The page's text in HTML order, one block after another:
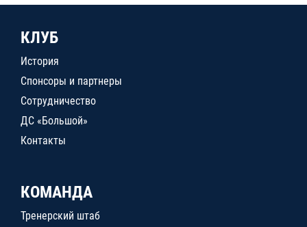
КЛУБ
История
Спонсоры и партнеры
Сотрудничество
ДС «Большой»
Контакты
КОМАНДА
Тренерский штаб